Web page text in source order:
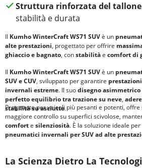
Struttura rinforzata del tallone
stabilità e durata
Il Kumho WinterCraft WS71 SUVè un
alte prestazioni, progettato per offrire
ghiaccio e bagnato, constabilitàe comfort di
Il Kumho WinterCraft WS71 SUVè un
SUV e CUV, sviluppato per garantire
invernali estreme. Il suodisegno asimmetrico
perfetto equilibrio tratrazione su neve,
stabilità su asciutto.
Progettato per veicoli più pesanti e potenti, offre
maggiore controllo su superfici scivolose,
comforte silenziosità. È la soluzione ideale
pneumatici invernali per SUV ad alte
La Scienza Dietro La